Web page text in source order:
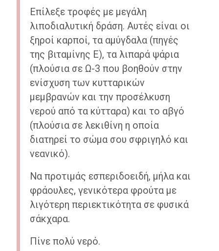
Επίλεξε τροφές με μεγάλη
λιποδιαλυτική δράση. Αυτές είναι οι
ξηροί καρποί, τα αμύγδαλα (πηγές
της βιταμίνης Ε), τα λιπαρά ψάρια
(πλούσια σε Ω-3 που βοηθούν στην
ενίσχυση των κυτταρικών
μεμβρανών και την προσέλκυση
νερού από τα κύτταρα) και το αβγό
(πλούσια σε λεκιθίνη η οποία
διατηρεί το σώμα σου σφριγηλό και
νεανικό).
Να προτιμάς εσπεριδοειδή, μήλα και
φράουλες, γενικότερα φρούτα με
λιγότερη περιεκτικότητα σε φυσικά
σάκχαρα.
Πίνε πολύ νερό.